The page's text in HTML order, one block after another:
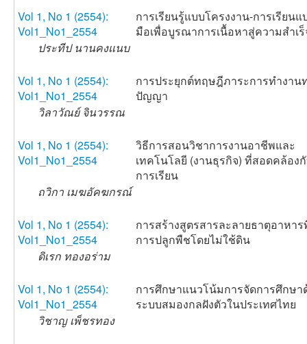
Vol 1, No 1 (2554):
Vol1_No1_2554
การเรียนรู้แบบโครงงาน-การเรียน
มือเพื่อบูรณาการเนื้อหาสู่ความสำเ
ประทีป นานคงแนบ
Vol 1, No 1 (2554):
Vol1_No1_2554
การประยุกต์ทฤษฎีภาระการทำงาน
ปัญญา
วิลาวัณย์ จินวรรณ
Vol 1, No 1 (2554):
Vol1_No1_2554
วิธีการสอนวิชาการงานอาชีพและ
เทคโนโลยี (งานธุรกิจ) ที่สอดคล้อง
การเรียน
ถวิกา เมฆอัคฆกรณ์
Vol 1, No 1 (2554):
Vol1_No1_2554
การสร้างสูตรสารละลายธาตุอาหา
การปลูกพืชโดยไม่ใช้ดิน
ดิเรก ทองอร่าม
Vol 1, No 1 (2554):
Vol1_No1_2554
การศึกษาแนวโน้มการจัดการศึกษา
ระบบสมองกลฝังตัวในประเทศไทย
วิชาญ เพ็ชรทอง